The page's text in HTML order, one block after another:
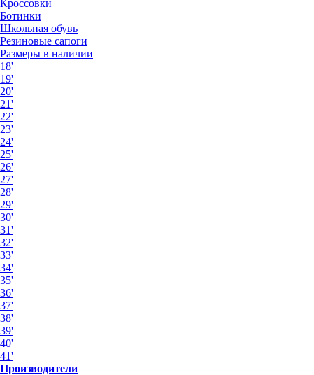
Кроссовки
Ботинки
Школьная обувь
Резиновые сапоги
Размеры в наличии
18'
19'
20'
21'
22'
23'
24'
25'
26'
27'
28'
29'
30'
31'
32'
33'
34'
35'
36'
37'
38'
39'
40'
41'
Производители